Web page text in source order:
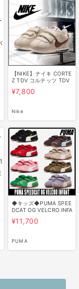
【NIKE】ナイキ CORTE
Z TDV コルテッツ TDV
¥7,800
Nike
◆キッズ◆PUMA SPEE
DCAT OG VELCRO INFA
NT◆正規品◆…
¥11,700
PUMA